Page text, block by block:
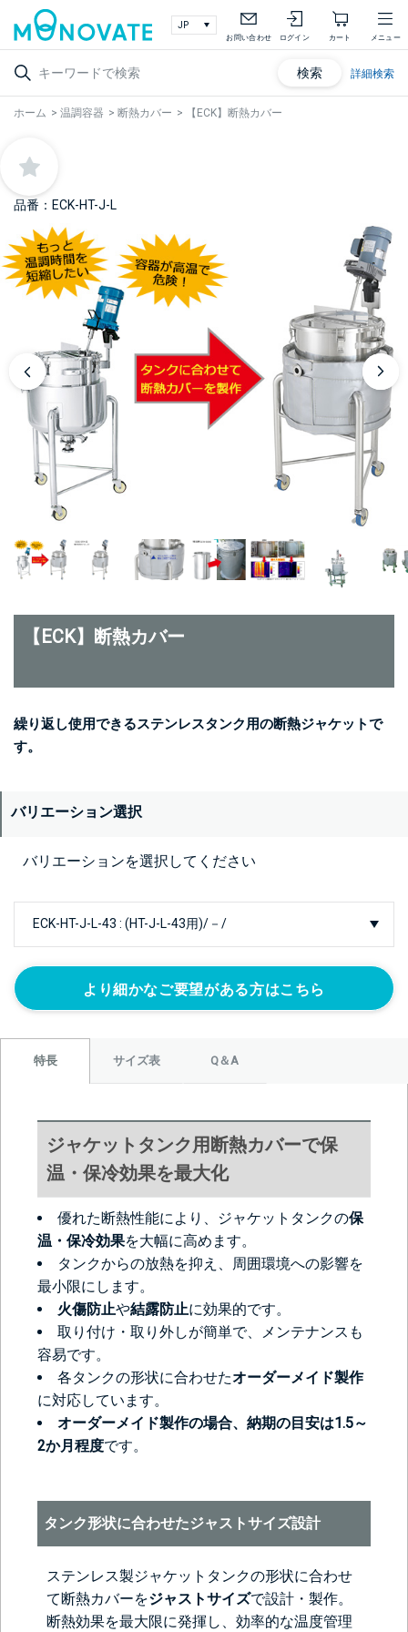
お問い合わせ ログイン カート メニュー
検索 詳細検索
ホーム > 温調容器 > 断熱カバー > 【ECK】断熱カバー
品番：ECK-HT-J-L
【ECK】断熱カバー
繰り返し使用できるステンレスタンク用の断熱ジャケットで
す。
バリエーション選択
バリエーションを選択してください
より細かなご要望がある方はこちら
特長 サイズ表 Q＆A
ジャケットタンク用断熱カバーで保
温・保冷効果を最大化
優れた断熱性能により、ジャケットタンクの保
温・保冷効果を大幅に高めます。
タンクからの放熱を抑え、周囲環境への影響を
最小限にします。
火傷防止や結露防止に効果的です。
取り付け・取り外しが簡単で、メンテナンスも
容易です。
各タンクの形状に合わせたオーダーメイド製作
に対応しています。
オーダーメイド製作の場合、納期の目安は1.5～
2か月程度です。
タンク形状に合わせたジャストサイズ設計
ステンレス製ジャケットタンクの形状に合わせ
て断熱カバーをジャストサイズで設計・製作。
断熱効果を最大限に発揮し、効率的な温度管理